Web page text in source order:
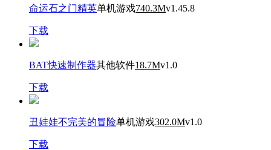
命运石之门精英单机游戏740.3Mv1.45.8
下载
BAT快速制作器其他软件18.7Mv1.0
下载
丑娃娃不完美的冒险单机游戏302.0Mv1.0
下载